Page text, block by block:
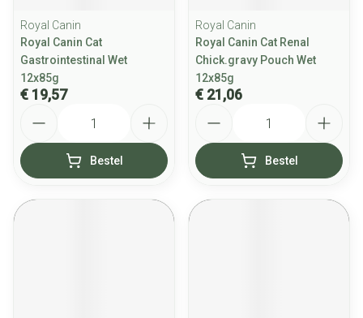
Royal Canin
Royal Canin Cat
Gastrointestinal Wet
12x85g
€ 19,57
Bestel
Royal Canin
Royal Canin Cat Renal
Chick.gravy Pouch Wet
12x85g
€ 21,06
Bestel